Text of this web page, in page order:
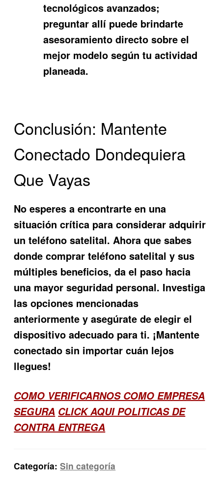
tecnológicos avanzados;
preguntar allí puede brindarte
asesoramiento directo sobre el
mejor modelo según tu actividad
planeada.
Conclusión: Mantente
Conectado Dondequiera
Que Vayas
No esperes a encontrarte en una
situación crítica para considerar adquirir
un teléfono satelital. Ahora que sabes
donde comprar teléfono satelital y sus
múltiples beneficios, da el paso hacia
una mayor seguridad personal. Investiga
las opciones mencionadas
anteriormente y asegúrate de elegir el
dispositivo adecuado para ti. ¡Mantente
conectado sin importar cuán lejos
llegues!
COMO VERIFICARNOS COMO EMPRESA
SEGURA CLICK AQUI POLITICAS DE
CONTRA ENTREGA
Categoría:Sin categoría